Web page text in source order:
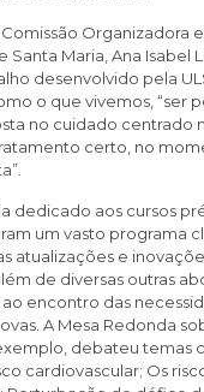
Organizadora
Santa Maria, Ana Isabel
desenvolvido pela
o que vivemos, “ser
no cuidado centrado
certo, no
dedicado aos cursos
um vasto programa
atualizações e
de diversas outras
encontro das
A Mesa Redonda
debateu temas
cardiovascular; Os